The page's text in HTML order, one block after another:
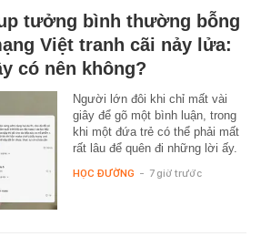
tưởng bình thường bỗng
Việt tranh cãi nảy lửa:
có nên không?
Người lớn đôi khi chỉ mất vài
giây để gõ một bình luận, trong
khi một đứa trẻ có thể phải mất
rất lâu để quên đi những lời ấy.
HỌC ĐƯỜNG - 7 giờ trước